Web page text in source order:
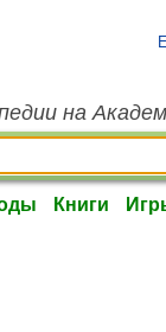
на
Книги